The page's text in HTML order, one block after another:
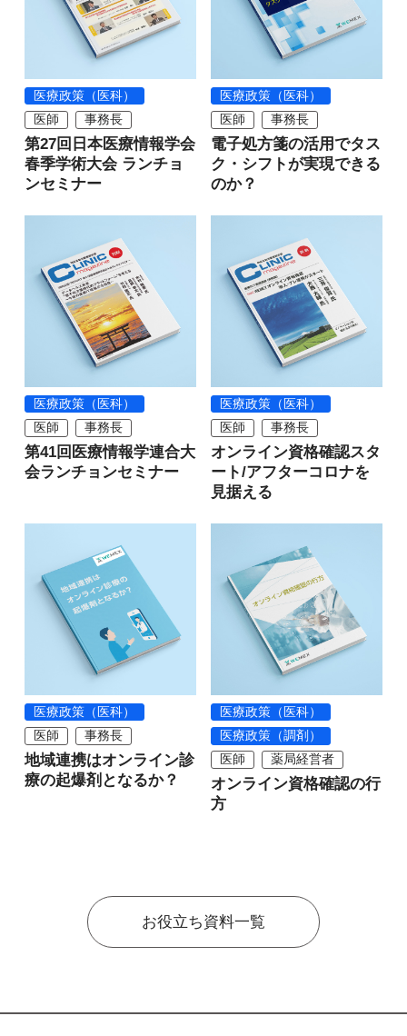
医療政策（医科）
医師
事務長
第27回日本医療情報学会
春季学術大会 ランチョ
ンセミナー
医療政策（医科）
医師
事務長
電子処方箋の活用でタス
ク・シフトが実現できる
のか？
医療政策（医科）
医師
事務長
第41回医療情報学連合大
会ランチョンセミナー
医療政策（医科）
医師
事務長
オンライン資格確認スタ
ート/アフターコロナを
見据える
医療政策（医科）
医師
事務長
地域連携はオンライン診
療の起爆剤となるか？
医療政策（医科）
医療政策（調剤）
医師
薬局経営者
オンライン資格確認の行
方
お役立ち資料一覧